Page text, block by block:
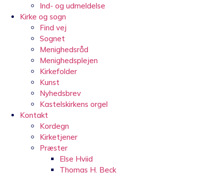
Ind- og udmeldelse
Kirke og sogn
Find vej
Sognet
Menighedsråd
Menighedsplejen
Kirkefolder
Kunst
Nyhedsbrev
Kastelskirkens orgel
Kontakt
Kordegn
Kirketjener
Præster
Else Hviid
Thomas H. Beck